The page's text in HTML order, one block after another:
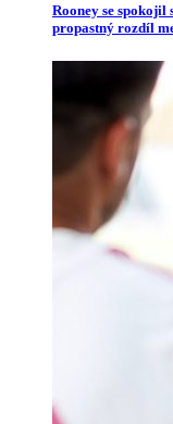
Rooney se spokojil
propastný rozdíl